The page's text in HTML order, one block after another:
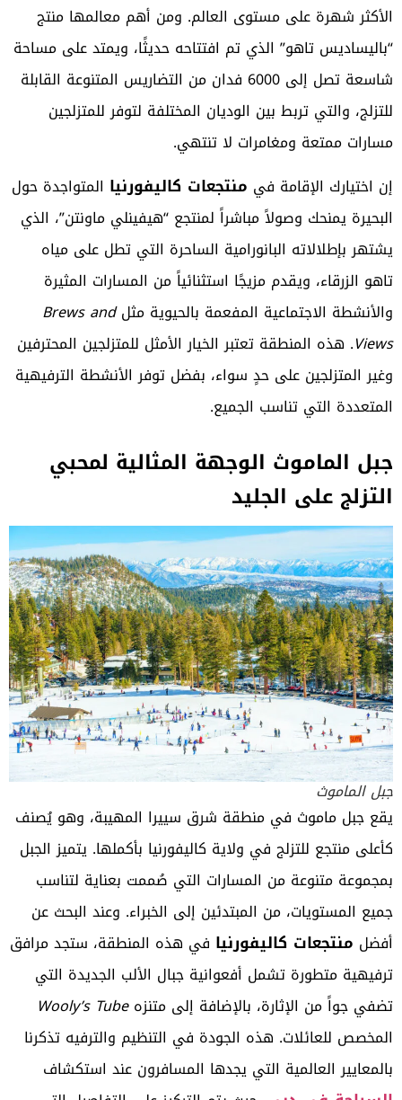
الأكثر شهرة على مستوى العالم. ومن أهم معالمها منتج
“باليساديس تاهو” الذي تم افتتاحه حديثًا، ويمتد على مساحة
شاسعة تصل إلى 6000 فدان من التضاريس المتنوعة القابلة
للتزلج، والتي تربط بين الوديان المختلفة لتوفر للمتزلجين
مسارات ممتعة ومغامرات لا تنتهي.
إن اختيارك الإقامة في منتجعات كاليفورنيا المتواجدة حول
البحيرة يمنحك وصولاً مباشراً لمنتجع “هيفينلي ماونتن”، الذي
يشتهر بإطلالاته البانورامية الساحرة التي تطل على مياه
تاهو الزرقاء، ويقدم مزيجًا استثنائياً من المسارات المثيرة
والأنشطة الاجتماعية المفعمة بالحيوية مثلBrews and
Views. هذه المنطقة تعتبر الخيار الأمثل للمتزلجين المحترفين
وغير المتزلجين على حدٍ سواء، بفضل توفر الأنشطة الترفيهية
المتعددة التي تناسب الجميع.
جبل الماموث الوجهة المثالية لمحبي
التزلج على الجليد
جبل الماموث
يقع جبل ماموث في منطقة شرق سييرا المهيبة، وهو يُصنف
كأعلى منتجع للتزلج في ولاية كاليفورنيا بأكملها. يتميز الجبل
بمجموعة متنوعة من المسارات التي صُممت بعناية لتناسب
جميع المستويات، من المبتدئين إلى الخبراء. وعند البحث عن
أفضل منتجعات كاليفورنيا في هذه المنطقة، ستجد مرافق
ترفيهية متطورة تشمل أفعوانية جبال الألب الجديدة التي
تضفي جواً من الإثارة، بالإضافة إلى متنزهWooly’s Tube
المخصص للعائلات. هذه الجودة في التنظيم والترفيه تذكرنا
بالمعايير العالمية التي يجدها المسافرون عند استكشاف